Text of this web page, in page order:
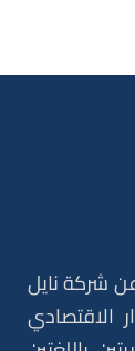
شركة نايل
الاقتصادي